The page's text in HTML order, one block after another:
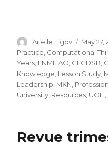
Author
Arielle Figov
Posted
on
May 27,
Practice Computational
Years FNMIEAO GECDSB
Knowledge Lesson Study
Leadership MKN
University Resources UOIT
Revue